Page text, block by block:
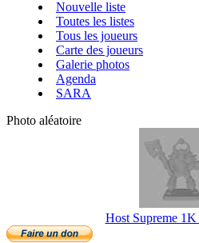
Nouvelle liste
Toutes les listes
Tous les joueurs
Carte des joueurs
Galerie photos
Agenda
SARA
Photo aléatoire
Host Supreme 1K